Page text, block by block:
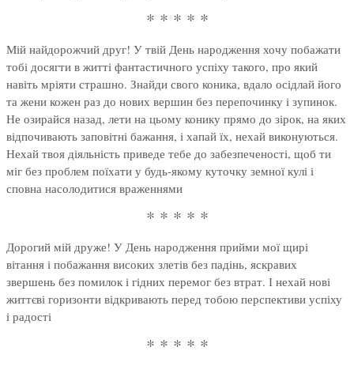
* * * * *
Мій найдорожчий друг! У твій День народження хочу побажати
тобі досягти в житті фантастичного успіху такого, про який
навіть мріяти страшно. Знайди свого коника, вдало осідлай його
та жени кожен раз до нових вершин без перепочинку і зупинок.
Не озирайся назад, лети на цьому конику прямо до зірок, на яких
відпочивають заповітні бажання, і хапай їх, нехай виконуються.
Нехай твоя діяльність приведе тебе до забезпеченості, щоб ти
міг без проблем поїхати у будь-якому куточку земної кулі і
сповна насолодитися враженнями
* * * * *
Дорогий мій друже! У День народження прийми мої щирі
вітання і побажання високих злетів без падінь, яскравих
звершень без помилок і гідних перемог без втрат. І нехай нові
життєві горизонти відкривають перед тобою перспективи успіху
і радості
* * * * *